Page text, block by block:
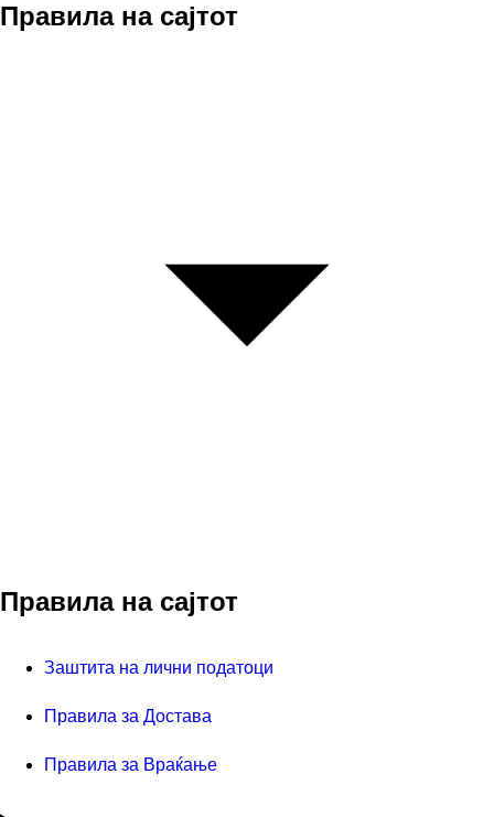
Правила на сајтот
Правила на сајтот
Заштита на лични податоци
Правила за Достава
Правила за Враќање